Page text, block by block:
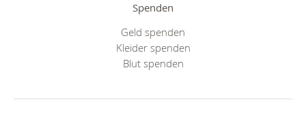
Spenden
Geld spenden
Kleider spenden
Blut spenden